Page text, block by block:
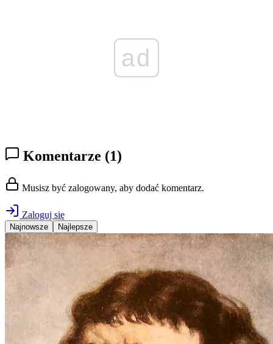
ad
Komentarze (1)
Musisz być zalogowany, aby dodać komentarz.
Zaloguj się
Najnowsze Najlepsze